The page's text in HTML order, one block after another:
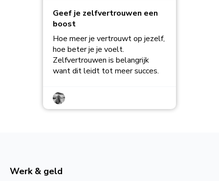
Geef je zelfvertrouwen een
boost
Hoe meer je vertrouwt op jezelf,
hoe beter je je voelt.
Zelfvertrouwen is belangrijk
want dit leidt tot meer succes.
Werk & geld